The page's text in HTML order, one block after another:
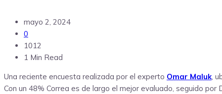
mayo 2, 2024
0
1012
1 Min Read
Una reciente encuesta realizada por el experto Omar Maluk,
Con un 48% Correa es de largo el mejor evaluado, seguido por